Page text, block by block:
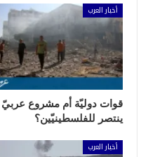
أخبار العرب
قوات دوليّة أم مشروع عربيّ
ينتصر للفلسطينيّين؟
أخبار العرب